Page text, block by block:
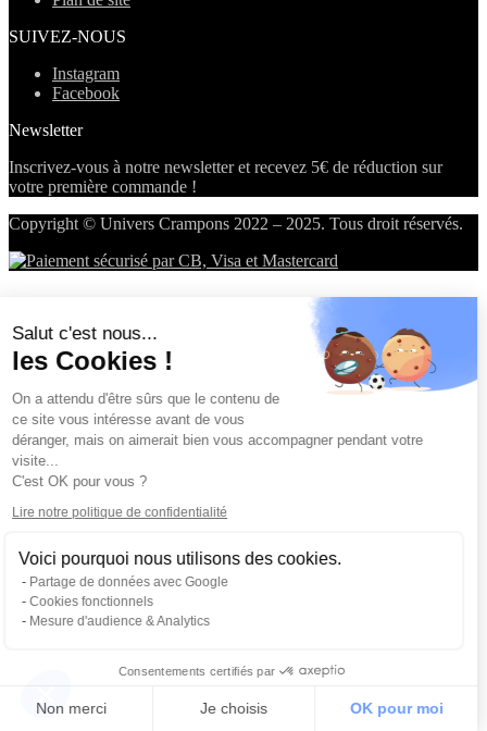
Salut c'est nous...
les Cookies !
On a attendu d'être sûrs que le contenu de
ce site vous intéresse avant de vous
déranger, mais on aimerait bien vous accompagner pendant votre
visite...
C'est OK pour vous ?
Lire notre politique de confidentialité
Voici pourquoi nous utilisons des cookies.
Partage de données avec Google
Cookies fonctionnels
Mesure d'audience & Analytics
Consentements certifiés par
Non merci Je choisis OK pour moi
SUIVEZ-NOUS
Instagram
Facebook
Newsletter
Inscrivez-vous à notre newsletter et recevez 5€ de réduction sur
votre première commande !
Copyright © Univers Crampons 2022 – 2025. Tous droit réservés.